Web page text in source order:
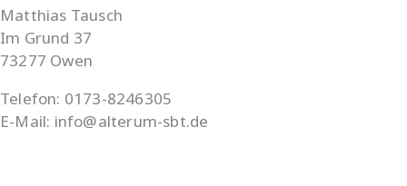
Matthias Tausch
Im Grund 37
73277 Owen
Telefon: 0173-8246305
E-Mail: info@alterum-sbt.de